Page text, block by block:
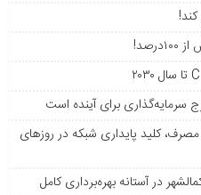
برای آینده است
کلید پایداری شبکه در روزهای